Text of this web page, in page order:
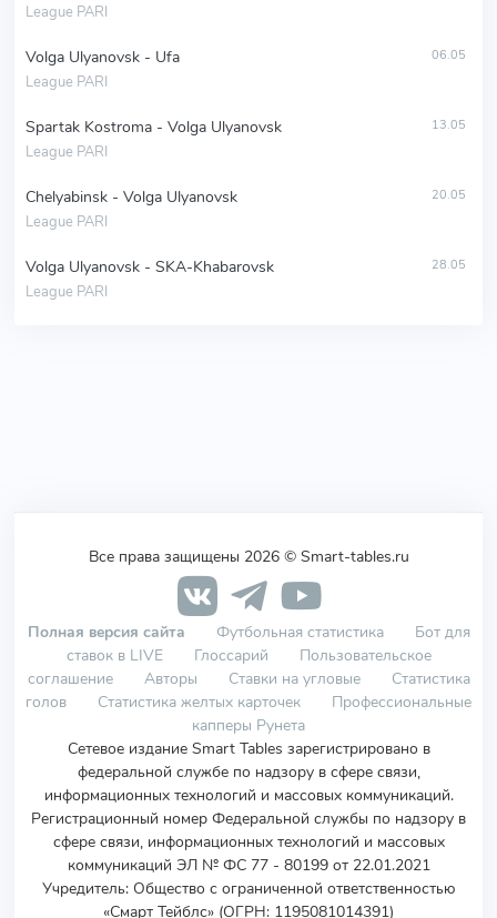
League PARI
Volga Ulyanovsk - Ufa
League PARI
06.05
Spartak Kostroma - Volga Ulyanovsk
League PARI
13.05
Chelyabinsk - Volga Ulyanovsk
League PARI
20.05
Volga Ulyanovsk - SKA-Khabarovsk
League PARI
28.05
Все права защищены 2026 © Smart-tables.ru
Полная версия сайта Футбольная статистика
Бот для
ставок в LIVE
Глоссарий
Пользовательское
соглашение
Авторы Ставки на угловые
Статистика
голов
Статистика желтых карточек
Профессиональные
капперы Рунета
Сетевое издание Smart Tables зарегистрировано в
федеральной службе по надзору в сфере связи,
информационных технологий и массовых коммуникаций.
Регистрационный номер Федеральной службы по надзору в
сфере связи, информационных технологий и массовых
коммуникаций ЭЛ № ФС 77 - 80199 от 22.01.2021
Учредитель: Общество с ограниченной ответственностью
«Смарт Тейблс» (ОГРН: 1195081014391)